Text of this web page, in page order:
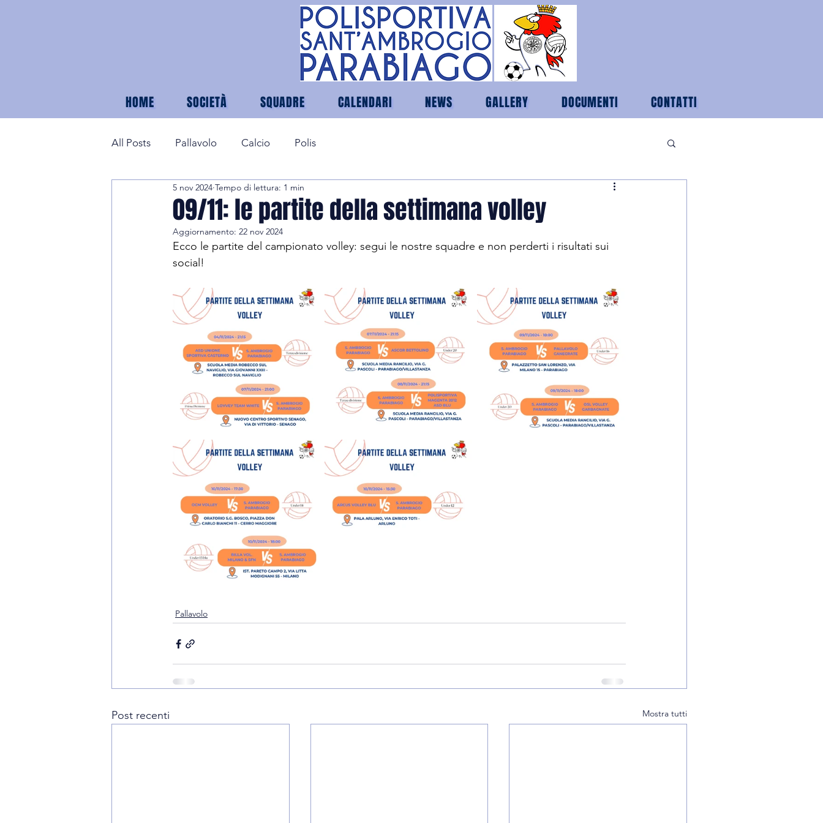
HOME SOCIETÀ SQUADRE CALENDARI NEWS GALLERY DOCUMENTI CONTATTI
All Posts Pallavolo Calcio Polis
09/11: le partite della settimana volley
5 nov 2024 Tempo di lettura: 1 min
Aggiornamento: 22 nov 2024
Ecco le partite del campionato volley: segui le nostre squadre e non perderti i risultati sui
social!
Pallavolo
Post recenti Mostra tutti